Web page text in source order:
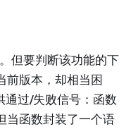
但要判断该功能的下
前版本，却相当困
通过/失败信号：函数
当函数封装了一个语